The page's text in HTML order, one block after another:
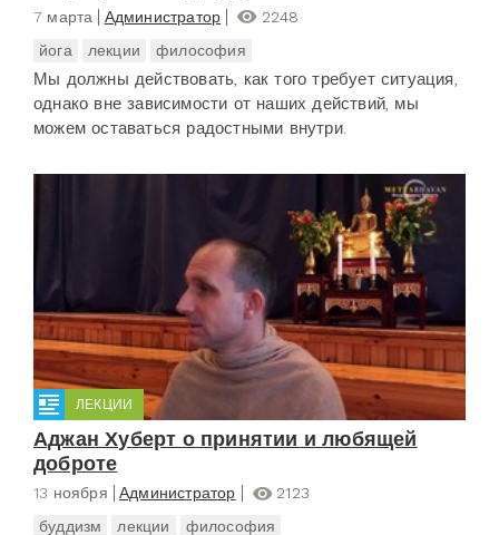
7 марта Администратор
2248
йога
лекции философия
Мы должны действовать, как того требует ситуация,
однако вне зависимости от наших действий, мы
можем оставаться радостными внутри.
ЛЕКЦИИ
Аджан Хуберт о принятии и любящей
доброте
13 ноября Администратор
2123
буддизм
лекции философия